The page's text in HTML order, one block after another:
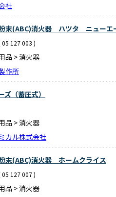
社
末(ABC)消火器 ハツタ ニューエ
05 127 003 )
品 > 消火器
作所
ズ（蓄圧式）
品 > 消火器
カル株式会社
末(ABC)消火器 ホームクライス
05 127 007 )
品 > 消火器